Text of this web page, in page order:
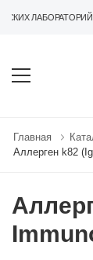
ЛАБОРАТОРИЙ
Главная
Аллерген k82